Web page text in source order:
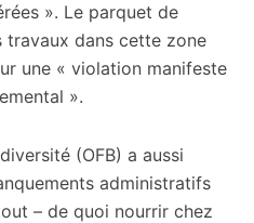
». Le parquet de
travaux dans cette zone
une « violation manifeste
».
(OFB) a aussi
administratifs
– de quoi nourrir chez